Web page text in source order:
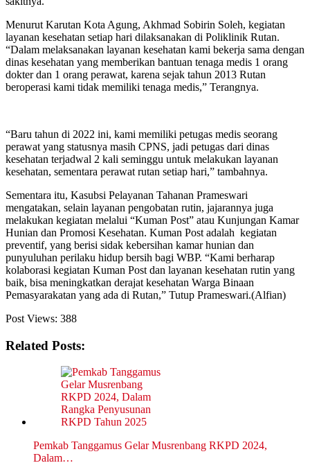
Menurut Karutan Kota Agung, Akhmad Sobirin Soleh, kegiatan
layanan kesehatan setiap hari dilaksanakan di Poliklinik Rutan.
“Dalam melaksanakan layanan kesehatan kami bekerja sama dengan
dinas kesehatan yang memberikan bantuan tenaga medis 1 orang
dokter dan 1 orang perawat, karena sejak tahun 2013 Rutan
beroperasi kami tidak memiliki tenaga medis,” Terangnya.
“Baru tahun di 2022 ini, kami memiliki petugas medis seorang
perawat yang statusnya masih CPNS, jadi petugas dari dinas
kesehatan terjadwal 2 kali seminggu untuk melakukan layanan
kesehatan, sementara perawat rutan setiap hari,” tambahnya.
Sementara itu, Kasubsi Pelayanan Tahanan Prameswari
mengatakan, selain layanan pengobatan rutin, jajarannya juga
melakukan kegiatan melalui “Kuman Post” atau Kunjungan Kamar
Hunian dan Promosi Kesehatan. Kuman Post adalah kegiatan
preventif, yang berisi sidak kebersihan kamar hunian dan
punyuluhan perilaku hidup bersih bagi WBP. “Kami berharap
kolaborasi kegiatan Kuman Post dan layanan kesehatan rutin yang
baik, bisa meningkatkan derajat kesehatan Warga Binaan
Pemasyarakatan yang ada di Rutan,” Tutup Prameswari.(Alfian)
Post Views: 388
Related Posts:
Pemkab Tanggamus Gelar Musrenbang RKPD 2024,
Dalam…